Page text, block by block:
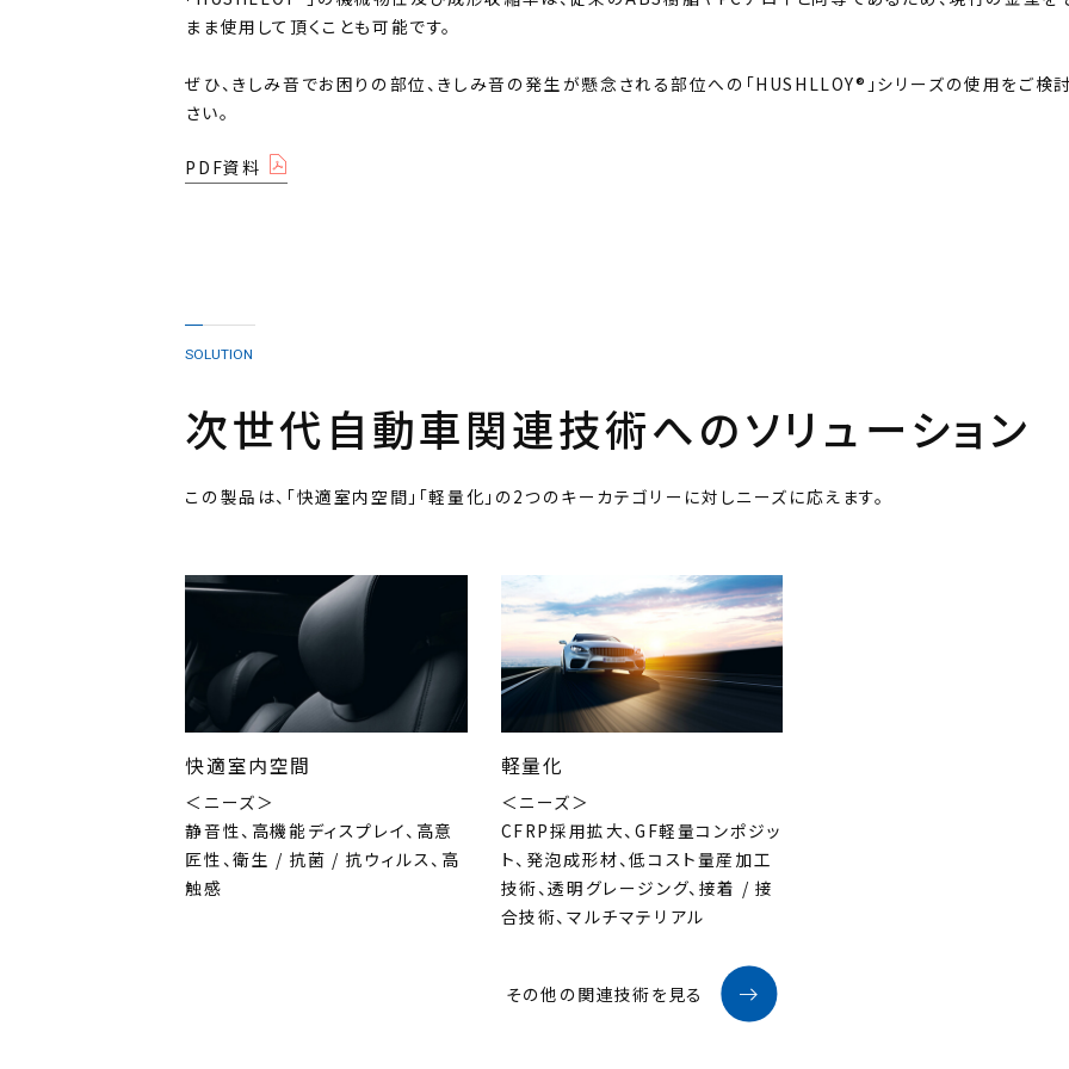
まま使用して頂くことも可能です。
ぜひ、きしみ音でお困りの部位、きしみ音の発生が懸念される部位への「HUSHLLOY®」シリーズの使用をご検
さい。
PDF資料
SOLUTION
次世代自動車関連技術へのソリューション
この製品は、「快適室内空間」「軽量化」の2つのキーカテゴリーに対しニーズに応えます。
快適室内空間
＜ニーズ＞
静音性、高機能ディスプレイ、高意
匠性、衛生 / 抗菌 / 抗ウィルス、高
触感
軽量化
＜ニーズ＞
CFRP採用拡大、GF軽量コンポジッ
ト、発泡成形材、低コスト量産加工
技術、透明グレージング、接着 / 接
合技術、マルチマテリアル
その他の関連技術を見る